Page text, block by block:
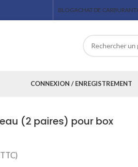
BLOGACHAT DE CARBURANT
CONNEXION / ENREGISTREMENT
(2 paires) pour box